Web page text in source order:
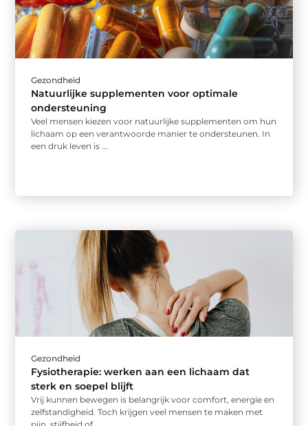
Gezondheid
Natuurlijke supplementen voor optimale
ondersteuning
Veel mensen kiezen voor natuurlijke supplementen om hun
lichaam op een verantwoorde manier te ondersteunen. In
een druk leven is ...
Gezondheid
Fysiotherapie: werken aan een lichaam dat
sterk en soepel blijft
Vrij kunnen bewegen is belangrijk voor comfort, energie en
zelfstandigheid. Toch krijgen veel mensen te maken met